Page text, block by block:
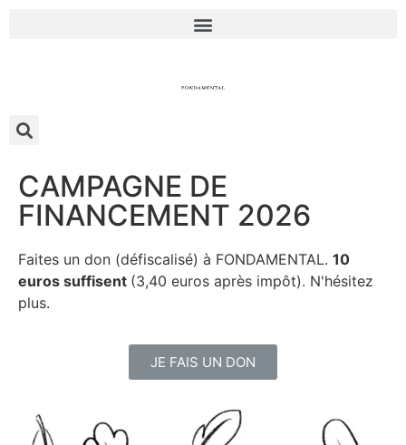
CAMPAGNE DE
FINANCEMENT 2026
Faites un don (défiscalisé) à FONDAMENTAL. 10
euros suffisent (3,40 euros après impôt). N'hésitez
plus.
JE FAIS UN DON